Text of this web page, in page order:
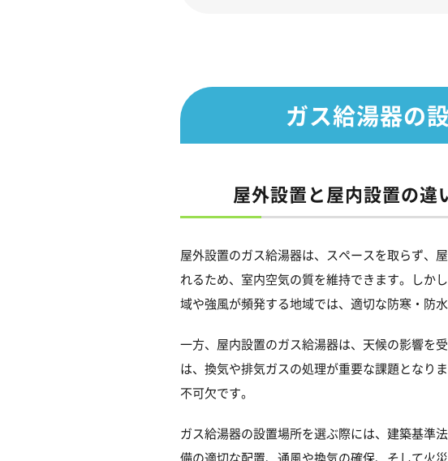
ガス給湯器の
屋外設置と屋内設置の違
屋外設置のガス給湯器は、スペースを取らず、
れるため、室内空気の質を維持できます。しか
域や強風が頻発する地域では、適切な防寒・防水
一方、屋内設置のガス給湯器は、天候の影響を
は、換気や排気ガスの処理が重要な課題となり
不可欠です。
ガス給湯器の設置場所を選ぶ際には、建築基準
備の適切な配置、通風や換気の確保、そして火